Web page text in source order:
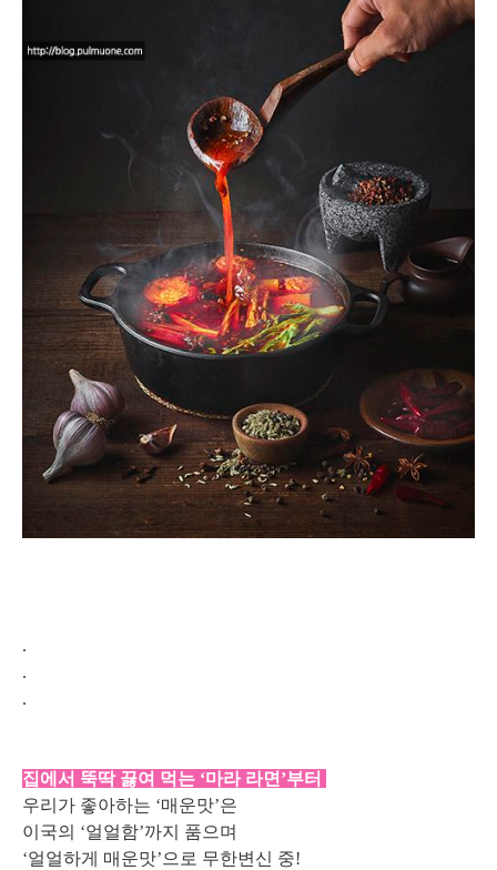
.
.
.
집에서 뚝딱 끓여 먹는 ‘마라 라면’부터
우리가 좋아하는 ‘매운맛’은
이국의 ‘얼얼함’까지 품으며
‘얼얼하게 매운맛’으로 무한변신 중!